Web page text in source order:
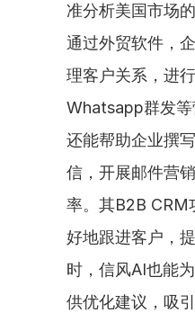
准分析美国市场
通过外贸软件，
理客户关系，进
Whatsapp群发
还能帮助企业撰
信，开展邮件营
率。其B2B CRM
好地跟进客户，
时，信风AI也能
供优化建议，吸